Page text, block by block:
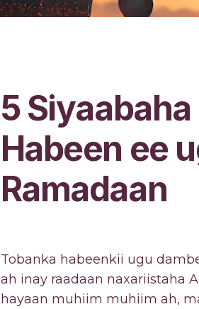
5
Habeen ee
Ramadaan
Tobanka habeenkii ugu
ah inay raadaan naxariistaha
hayaan muhiim muhiim ah,